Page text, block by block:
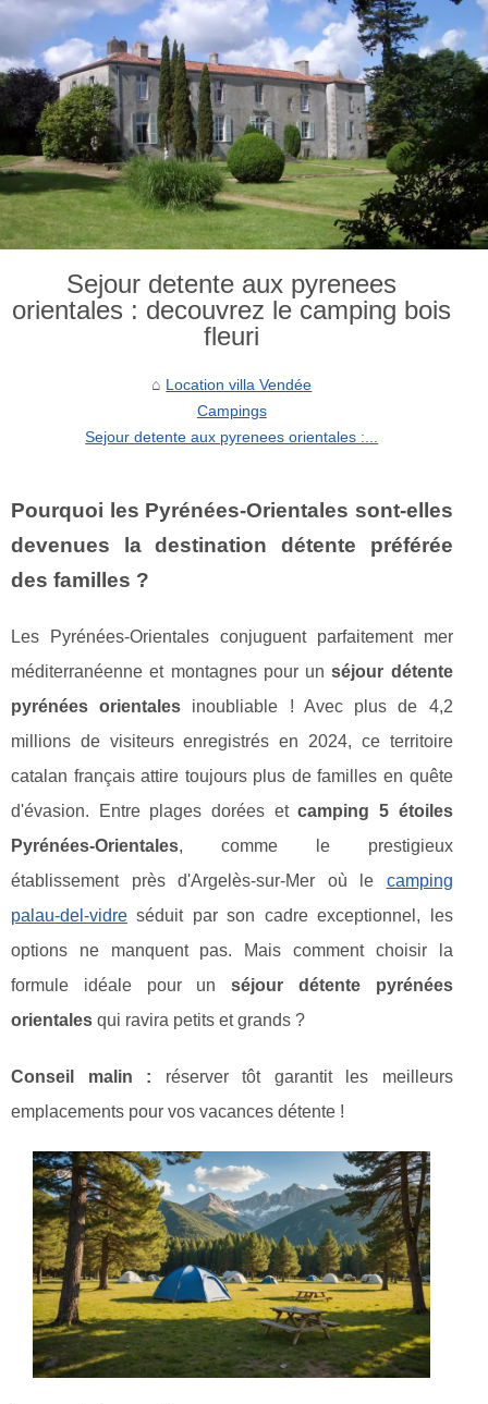
Sejour detente aux pyrenees
orientales : decouvrez le camping bois
fleuri
Location villa Vendée
Campings
Sejour detente aux pyrenees orientales :...
Pourquoi les Pyrénées-Orientales sont-elles
devenues la destination détente préférée
des familles ?
Les Pyrénées-Orientales conjuguent parfaitement mer
méditerranéenne et montagnes pour unséjour détente
pyrénées orientales inoubliable ! Avec plus de 4,2
millions de visiteurs enregistrés en 2024, ce territoire
catalan français attire toujours plus de familles en quête
d'évasion. Entre plages dorées etcamping 5 étoiles
Pyrénées-Orientales, comme le prestigieux
établissement près d'Argelès-sur-Mer où le camping
palau-del-vidre séduit par son cadre exceptionnel, les
options ne manquent pas. Mais comment choisir la
formule idéale pour unséjour détente pyrénées
orientales qui ravira petits et grands ?
Conseil malin : réservertôt garantit les meilleurs
emplacements pour vos vacances détente !